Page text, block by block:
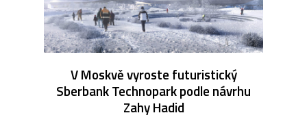
V Moskvě vyroste futuristický
Sberbank Technopark podle návrhu
Zahy Hadid